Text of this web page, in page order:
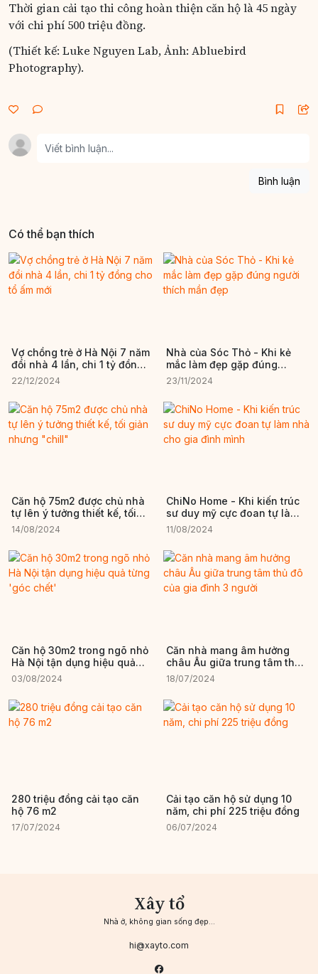
Thời gian cải tạo thi công hoàn thiện căn hộ là 45 ngày
với chi phí 500 triệu đồng.
(Thiết kế: Luke Nguyen Lab, Ảnh: Abluebird
Photography).
Bình luận
Có thể bạn thích
Vợ chồng trẻ ở Hà Nội 7 năm
đổi nhà 4 lần, chi 1 tỷ đồng
cho tổ ấm mới
22/12/2024
Nhà của Sóc Thỏ - Khi kẻ
mắc làm đẹp gặp đúng
người thích mần đẹp
23/11/2024
Căn hộ 75m2 được chủ nhà
tự lên ý tưởng thiết kế, tối
giản nhưng "chill"
14/08/2024
ChiNo Home - Khi kiến trúc
sư duy mỹ cực đoan tự làm
nhà cho gia đình mình
11/08/2024
Căn hộ 30m2 trong ngõ nhỏ
Hà Nội tận dụng hiệu quả
từng 'góc chết'
03/08/2024
Căn nhà mang âm hưởng
châu Âu giữa trung tâm thủ
đô của gia đình 3 người
18/07/2024
280 triệu đồng cải tạo căn
hộ 76 m2
17/07/2024
Cải tạo căn hộ sử dụng 10
năm, chi phí 225 triệu đồng
06/07/2024
Xây tổ
Nhà ở, không gian sống đẹp...
hi@xayto.com